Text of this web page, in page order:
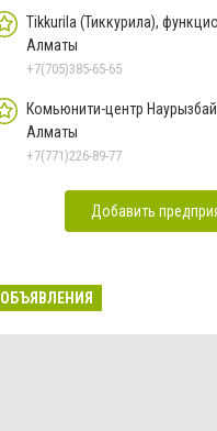
Tikkurila (Тиккурила),
Алматы
+7(705)385-65-65
Комьюнити-центр
Алматы
+7(771)226-89-77
Добавить
ОБЪЯВЛЕНИЯ